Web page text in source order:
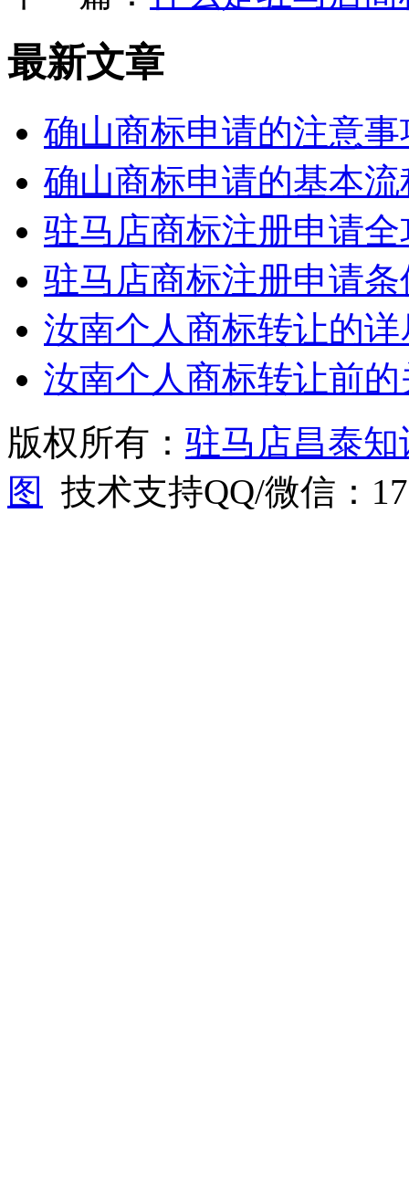
最新文章
确山商标申请的注意事
确山商标申请的基本流
驻马店商标注册申请全
驻马店商标注册申请
汝南个人商标转让的
汝南个人商标转让前
版权所有： 驻马店昌泰
图
技术支持QQ/微信：